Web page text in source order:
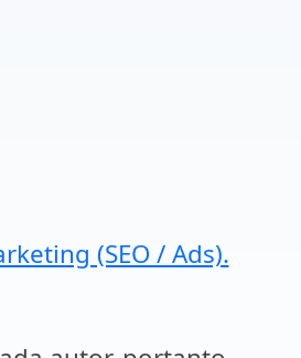
(SEO / Ads).